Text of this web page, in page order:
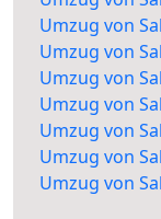
Umzug von
Umzug von
Umzug von
Umzug von
Umzug von
Umzug von
Umzug von